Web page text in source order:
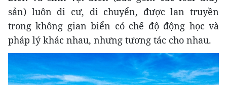
sản) luôn di cư, di chuyển, được lan truyền
trong không gian biển có chế độ động học và
pháp lý khác nhau, nhưng tương tác cho nhau.